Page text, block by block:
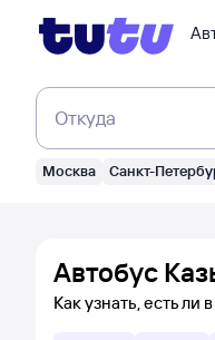
Откуда
Москва Санкт-
Автобус
Как узнать, есть